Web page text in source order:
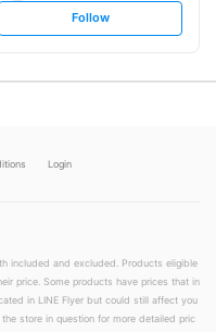
s
t
Follow
Login
included and excluded. Products eligible
price. Some products have prices that in
in LINE Flyer but could still affect you
store in question for more detailed pric